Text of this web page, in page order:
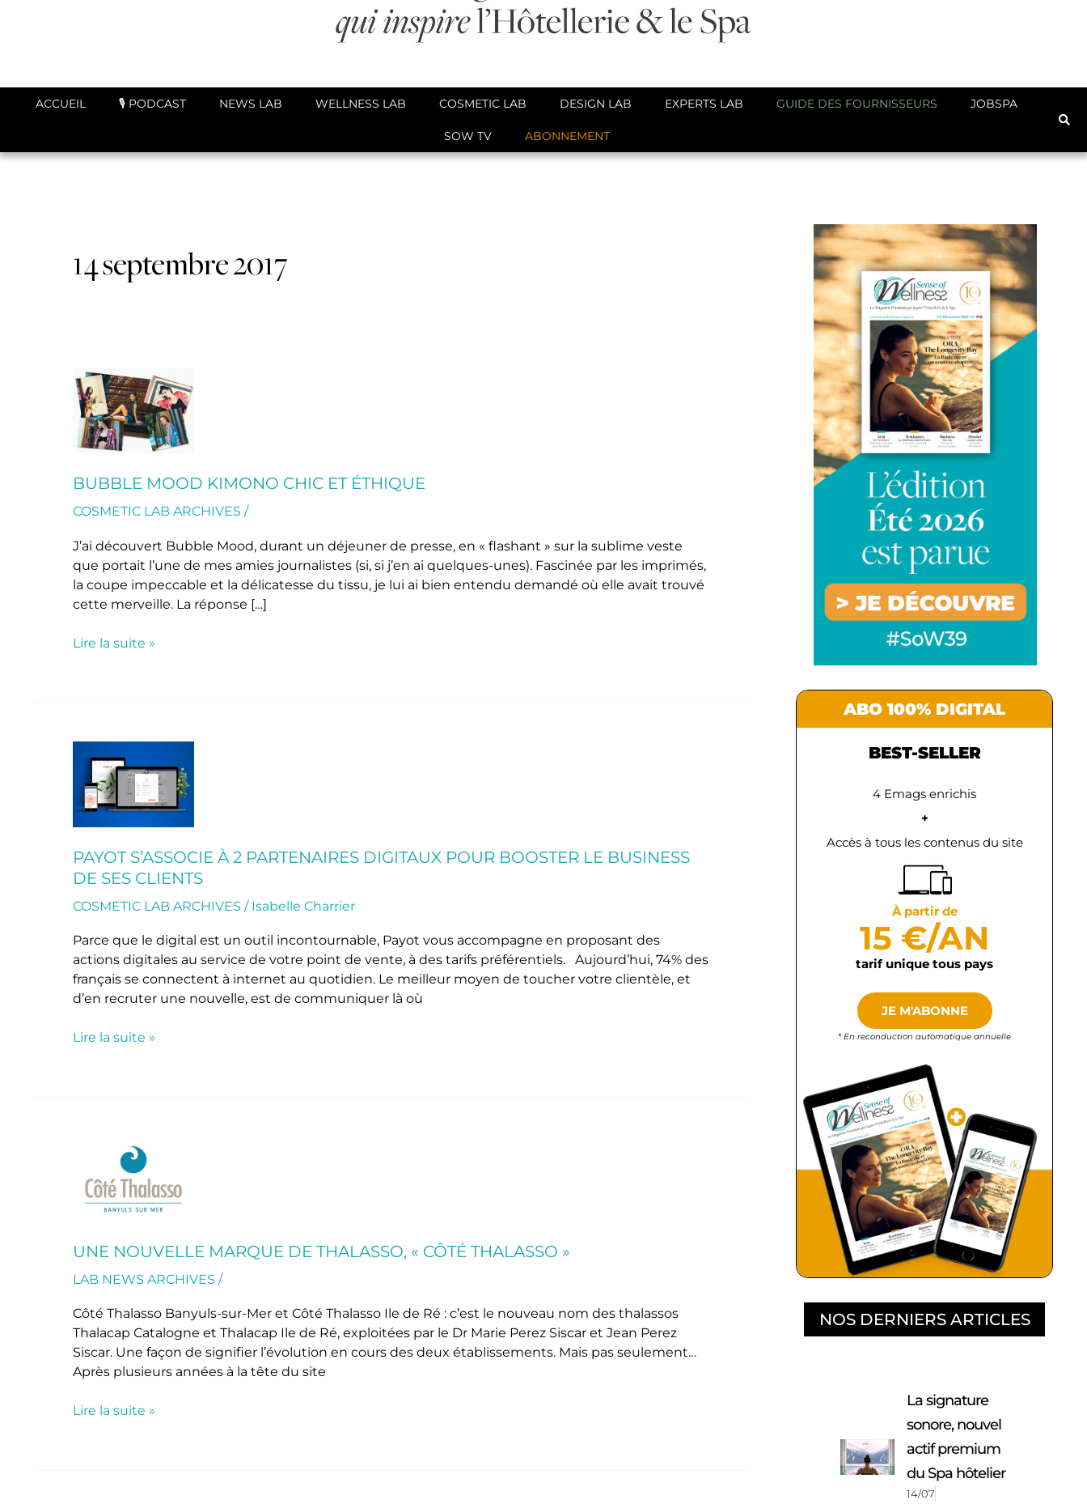
ACCUEIL 🎙️ PODCAST NEWS LAB WELLNESS LAB COSMETIC LAB DESIGN LAB EXPERTS LAB GUIDE DES FOURNISSEURS JOBSPA
SOW TV ABONNEMENT
14 septembre 2017
BUBBLE MOOD KIMONO CHIC ET ÉTHIQUE
COSMETIC LAB ARCHIVES /
J’ai découvert Bubble Mood, durant un déjeuner de presse, en « flashant » sur la sublime veste
que portait l’une de mes amies journalistes (si, si j’en ai quelques-unes). Fascinée par les imprimés,
la coupe impeccable et la délicatesse du tissu, je lui ai bien entendu demandé où elle avait trouvé
cette merveille. La réponse […]
Bubble
Mood
Kimono
chic
éthique
Lire la suite »
PAYOT S’ASSOCIE À 2 PARTENAIRES DIGITAUX POUR BOOSTER LE BUSINESS
DE SES CLIENTS
COSMETIC LAB ARCHIVES / Isabelle Charrier
Parce que le digital est un outil incontournable, Payot vous accompagne en proposant des
actions digitales au service de votre point de vente, à des tarifs préférentiels. Aujourd’hui, 74% des
français se connectent à internet au quotidien. Le meilleur moyen de toucher votre clientèle, et
d’en recruter une nouvelle, est de communiquer là où
s’associe
2
partenaires
digitaux
pour
booster
le
de
ses
clients
Lire la suite »
UNE NOUVELLE MARQUE DE THALASSO, « CÔTÉ THALASSO »
LAB NEWS ARCHIVES /
Côté Thalasso Banyuls-sur-Mer et Côté Thalasso Ile de Ré : c’est le nouveau nom des thalassos
Thalacap Catalogne et Thalacap Ile de Ré, exploitées par le Dr Marie Perez Siscar et Jean Perez
Siscar. Une façon de signifier l’évolution en cours des deux établissements. Mais pas seulement…
Après plusieurs années à la tête du site
nouvelle
marque
de
Côté
Thalasso
Lire la suite »
ABO 100% DIGITAL
BEST-SELLER
4 Emags enrichis
+
Accès à tous les contenus du site
À partir de
15 €/AN
tarif unique tous pays
JE M'ABONNE
* En reconduction automatique annuelle
NOS DERNIERS ARTICLES
La signature
sonore, nouvel
actif premium
du Spa hôtelier
14/07